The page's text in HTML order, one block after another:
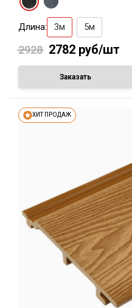
Длина: 3м 5м
2928 2782 руб/шт
Заказать
ХИТ ПРОДАЖ